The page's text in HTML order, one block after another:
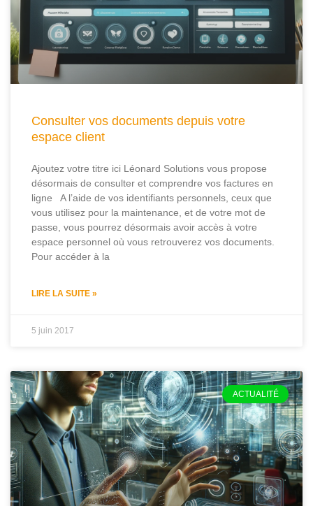
Consulter vos documents depuis votre
espace client
Ajoutez votre titre ici Léonard Solutions vous propose
désormais de consulter et comprendre vos factures en
ligne A l’aide de vos identifiants personnels, ceux que
vous utilisez pour la maintenance, et de votre mot de
passe, vous pourrez désormais avoir accès à votre
espace personnel où vous retrouverez vos documents.
Pour accéder à la
LIRE LA SUITE »
5 juin 2017
ACTUALITÉ